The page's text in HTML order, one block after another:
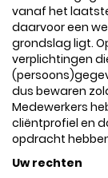
vanaf het
daarvoor een
grondslag ligt.
verplichtingen
dus bewaren
Medewerkers
cliëntprofiel en
opdracht
Uw rechten